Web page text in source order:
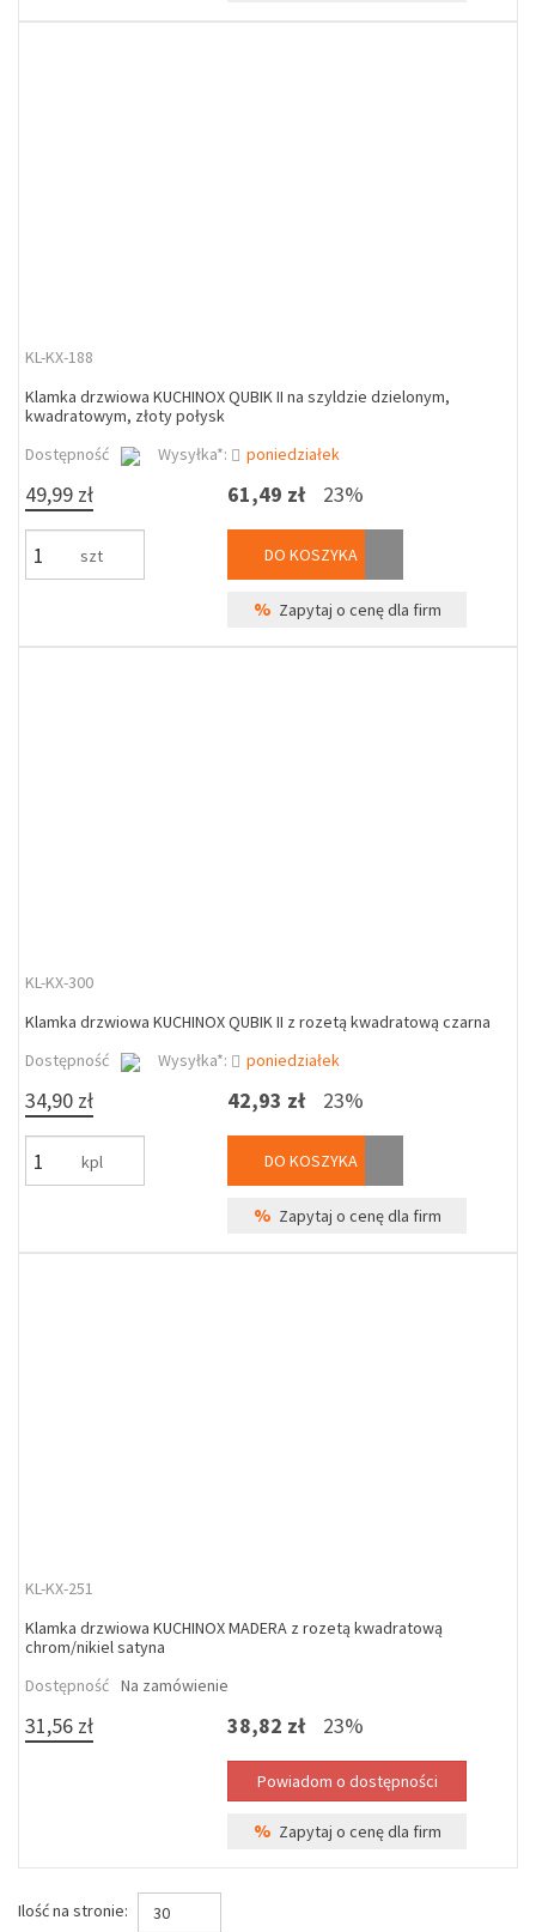
KL-KX-188
Klamka drzwiowa KUCHINOX QUBIK II na szyldzie dzielonym,
kwadratowym, złoty połysk
Dostępność
Wysyłka*: poniedziałek
49,99 zł
szt
61,49 zł 23%
DO KOSZYKA
% Zapytaj o cenę dla firm
KL-KX-300
Klamka drzwiowa KUCHINOX QUBIK II z rozetą kwadratową czarna
Dostępność
Wysyłka*: poniedziałek
34,90 zł
kpl
42,93 zł 23%
DO KOSZYKA
% Zapytaj o cenę dla firm
KL-KX-251
Klamka drzwiowa KUCHINOX MADERA z rozetą kwadratową
chrom/nikiel satyna
Dostępność Na zamówienie
31,56 zł 38,82 zł 23%
% Zapytaj o cenę dla firm
Ilość na stronie: 30